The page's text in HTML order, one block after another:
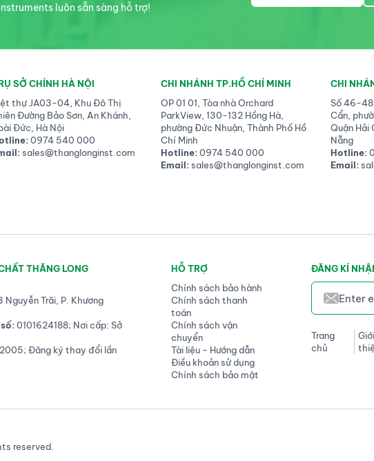
luôn sẵn sàng hỗ trợ!
SỞ CHÍNH HÀ NỘI
thự JA03-04, Khu Đô Thị
Đường Bảo Sơn, An Khánh,
Đức, Hà Nội
0974 540 000
sales@thanglonginst.com
CHI NHÁNH TP.HỒ CHÍ MINH
OP 01 01, Tòa nhà Orchard
ParkView, 130-132 Hồng Hà,
phường Đức Nhuận, Thành Phố Hồ
Chí Minh
Hotline:0974 540 000
Email:sales@thanglonginst.com
CHI
Số 46-
Cẩn,
Quận Hải
Nẵng
Hotline:
Email:
THĂNG LONG
Trãi, P. Khương
0101624188; Nơi cấp: Sở
Đăng ký thay đổi lần
HỖ TRỢ
Chính sách bảo hành
Chính sách thanh
toán
Chính sách vận
chuyển
Tài liệu - Hướng dẫn
Điều khoản sử dụng
Chính sách bảo mật
ĐĂNG KÍ
Trang
chủ
Giới
reserved.